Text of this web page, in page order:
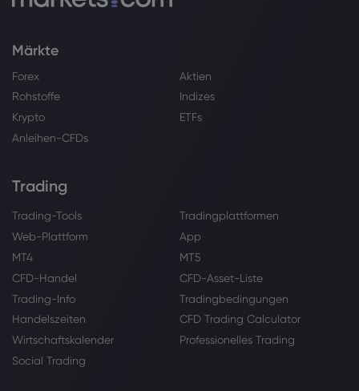
Märkte
Forex
Aktien
Rohstoffe
Indizes
Krypto
ETFs
Anleihen-CFDs
Trading
Trading-Tools
Tradingplattformen
Web-Plattform
App
MT4
MT5
CFD-Handel
CFD-Asset-Liste
Trading-Info
Tradingbedingungen
Handelszeiten
CFD Trading Calculator
Wirtschaftskalender
Professionelles Trading
Social Trading